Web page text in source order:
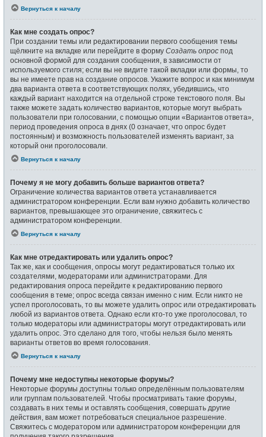
Вернуться к началу
Как мне создать опрос?
При создании темы или редактировании первого сообщения темы
щёлкните на вкладке или перейдите в форму Создать опрос под
основной формой для создания сообщения, в зависимости от
используемого стиля; если вы не видите такой вкладки или формы, то
вы не имеете прав на создание опросов. Укажите вопрос и как минимум
два варианта ответа в соответствующих полях, убедившись, что
каждый вариант находится на отдельной строке текстового поля. Вы
также можете задать количество вариантов, которые могут выбрать
пользователи при голосовании, с помощью опции «Вариантов ответа»,
период проведения опроса в днях (0 означает, что опрос будет
постоянным) и возможность пользователей изменять вариант, за
который они проголосовали.
Вернуться к началу
Почему я не могу добавить больше вариантов ответа?
Ограничение количества вариантов ответа устанавливается
администратором конференции. Если вам нужно добавить количество
вариантов, превышающее это ограничение, свяжитесь с
администратором конференции.
Вернуться к началу
Как мне отредактировать или удалить опрос?
Так же, как и сообщения, опросы могут редактироваться только их
создателями, модераторами или администраторами. Для
редактирования опроса перейдите к редактированию первого
сообщения в теме; опрос всегда связан именно с ним. Если никто не
успел проголосовать, то вы можете удалить опрос или отредактировать
любой из вариантов ответа. Однако если кто-то уже проголосовал, то
только модераторы или администраторы могут отредактировать или
удалить опрос. Это сделано для того, чтобы нельзя было менять
варианты ответов во время голосования.
Вернуться к началу
Почему мне недоступны некоторые форумы?
Некоторые форумы доступны только определённым пользователям
или группам пользователей. Чтобы просматривать такие форумы,
создавать в них темы и оставлять сообщения, совершать другие
действия, вам может потребоваться специальное разрешение.
Свяжитесь с модератором или администратором конференции для